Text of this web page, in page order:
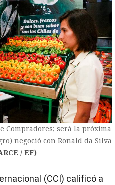
Compradores; será la próxima
negoció con Ronald da Silva
/ EF)
(CCI) calificó a